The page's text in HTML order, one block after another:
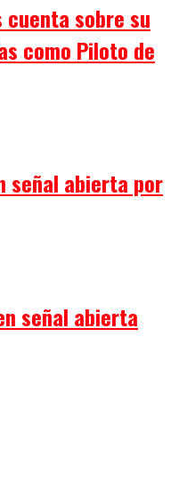
cuenta sobre su
como Piloto de
señal abierta por
señal abierta